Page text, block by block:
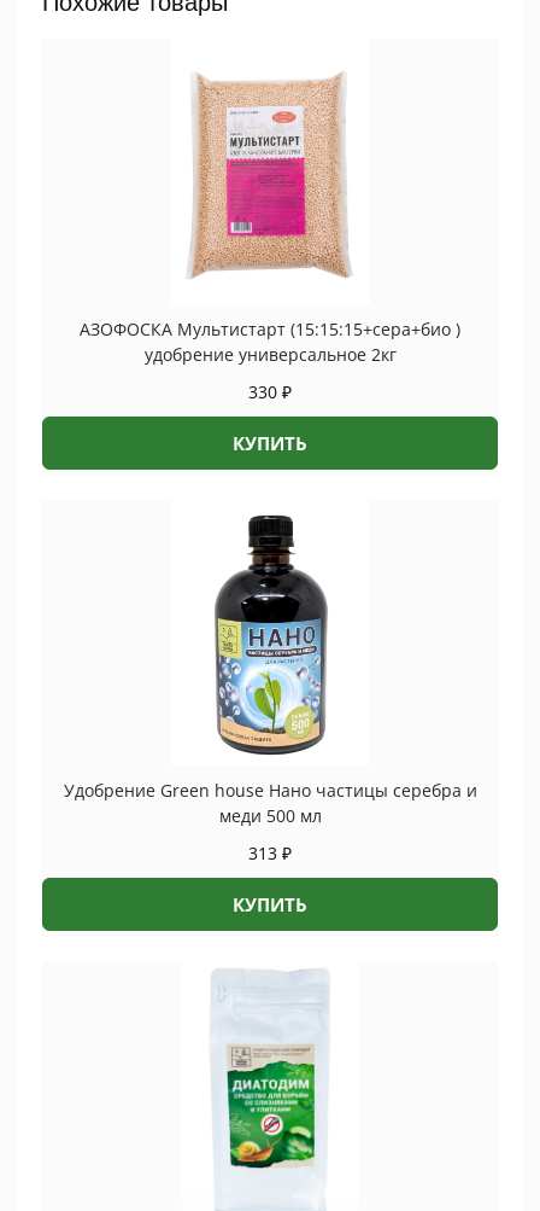
АЗОФОСКА Мультистарт (15:15:15+cера+био )
удобрение универсальное 2кг
330 ₽
КУПИТЬ
Удобрение Green house Нано частицы серебра и
меди 500 мл
313 ₽
КУПИТЬ